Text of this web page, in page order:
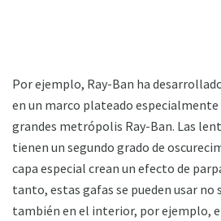
Por ejemplo, Ray-Ban ha
en un marco plateado especialmente
grandes metrópolis Ray-Ban. Las
tienen un segundo grado de
capa especial crean un efecto de
tanto, estas gafas se pueden usar no
también en el interior, por ejemplo,